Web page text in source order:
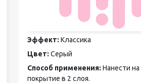
для ногтей
для сушки ногтей
и уход за кутикулой и
для ногтей
Эффект: Классика
Цвет: Серый
Способ применения: Нанести на
покрытие в 2 слоя.